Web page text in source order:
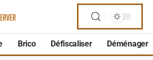
Brico Défiscaliser Déménager